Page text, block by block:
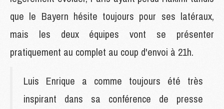
que le Bayern hésite toujours pour ses latéraux,
mais les deux équipes vont se présenter
pratiquement au complet au coup d'envoi à 21h.
Luis Enrique a comme toujours été très
inspirant dans sa conférence de presse